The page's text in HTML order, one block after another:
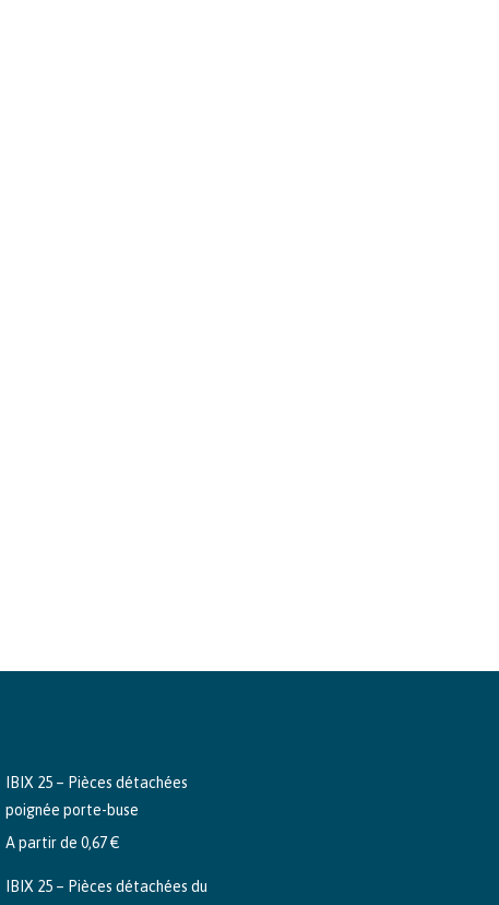
IBIX 25 – Pièces détachées
poignée porte-buse
A partir de 0,67€
IBIX 25 – Pièces détachées du